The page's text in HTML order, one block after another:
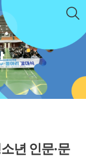
년 인문·문